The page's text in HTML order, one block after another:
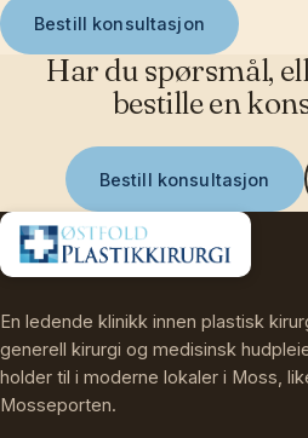
Bestill konsultasjon
Har du spørsmål,
bestille en
Bestill konsultasjon
En ledende klinikk innen plastisk
generell kirurgi og medisinsk
holder til i moderne lokaler i Moss,
Mosseporten.